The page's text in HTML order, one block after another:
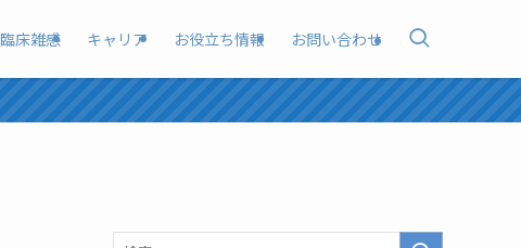
臨床雑感 キャリア お役立ち情報 お問い合わせ